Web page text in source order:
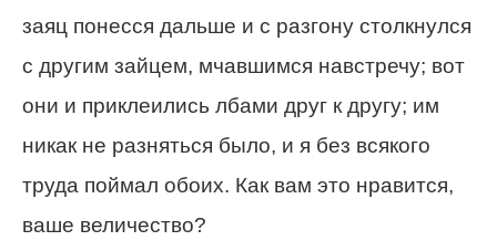
заяц понесся дальше и с разгону столкнулся
с другим зайцем, мчавшимся навстречу; вот
они и приклеились лбами друг к другу; им
никак не разняться было, и я без всякого
труда поймал обоих. Как вам это нравится,
ваше величество?